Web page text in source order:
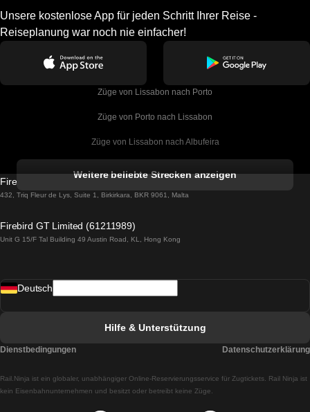
Unsere kostenlose App für jeden Schritt Ihrer Reise -
Reiseplanung war noch nie einfacher!
Züge von Lissabon nach Porto
Züge von Porto nach Lissabon
Züge von Lissabon nach Albufeira
Züge von Lissabon nach Lagos
Züge von Lissabon nach Madrid
Züge von Lissabon nach Braga
Weitere beliebte Strecken anzeigen
Firebird GT Limited (OC 1451)
432, Triq Fleur de Lys, Suite 1, Birkirkara, BKR 9061, Malta
Firebird GT Limited (61211989)
Unit G 15/F Tal Building 49 Austin Road, KL, Hong Kong
Rail.Ninja ist ein globaler, unabhängiger Online-Reservierungsservice für Zugtickets. Rail Ninja ist
kein Eisenbahnunternehmen und besitzt oder betreibt keine Züge.
Deutsch
Hilfe & Unterstützung
Dienstbedingungen Datenschutzerklärung